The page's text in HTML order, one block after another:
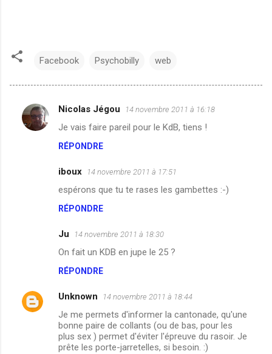
Facebook Psychobilly web
C
o
s
Nicolas Jégou 14 novembre 2011 à 16:18
Je vais faire pareil pour le KdB, tiens !
RÉPONDRE
iboux 14 novembre 2011 à 17:51
espérons que tu te rases les gambettes :-)
RÉPONDRE
Ju 14 novembre 2011 à 18:30
On fait un KDB en jupe le 25 ?
RÉPONDRE
Unknown 14 novembre 2011 à 18:44
Je me permets d'informer la cantonade, qu'une
bonne paire de collants (ou de bas, pour les
plus sex ) permet d'éviter l'épreuve du rasoir. Je
prête les porte-jarretelles, si besoin. :)